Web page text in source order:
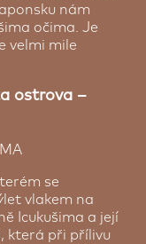
od:34 320 Kč
nám
očima. Je
velmi mile
ostrova –
se
vlakem na
Icukušima a její
která při přílivu